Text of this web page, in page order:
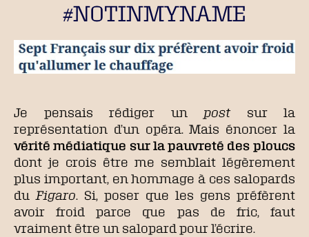
#NOTINMYNAME
Je pensais rédiger un postsur la
représentation d’un opéra. Mais énoncer la
vérité médiatique sur la pauvreté des ploucs
dont je crois être me semblait légèrement
plus important, en hommage à ces salopards
du Figaro. Si, poser que les gens préfèrent
avoir froid parce que pas de fric, faut
vraiment être un salopard pour l’écrire.